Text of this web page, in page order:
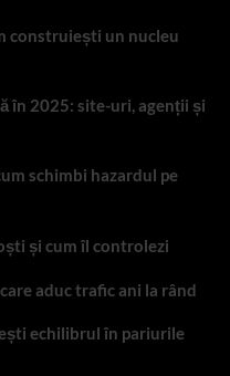
construiești un nucleu
în 2025: site-uri, agenții și
schimbi hazardul pe
și cum îl controlezi
aduc trafic ani la rând
echilibrul în pariurile